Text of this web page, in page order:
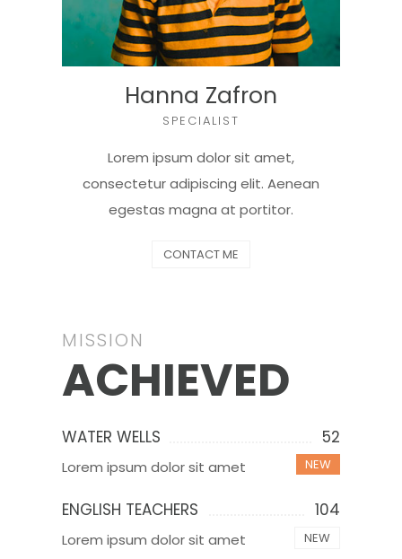
Hanna Zafron
SPECIALIST
Lorem ipsum dolor sit amet,
consectetur adipiscing elit. Aenean
egestas magna at portitor.
CONTACT ME
MISSION
ACHIEVED
WATER WELLS 52
Lorem ipsum dolor sit amet NEW
ENGLISH TEACHERS 104
Lorem ipsum dolor sit amet NEW